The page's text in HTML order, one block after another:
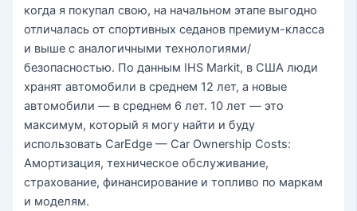
когда я покупал свою, на начальном этапе выгодно
отличалась от спортивных седанов премиум-класса
и выше с аналогичными технологиями/
безопасностью. По данным IHS Markit, в США люди
хранят автомобили в среднем 12 лет, а новые
автомобили — в среднем 6 лет. 10 лет — это
максимум, который я могу найти и буду
использовать CarEdge — Car Ownership Costs:
Амортизация, техническое обслуживание,
страхование, финансирование и топливо по маркам
и моделям.